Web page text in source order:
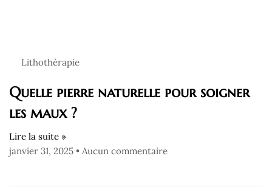
Lithothérapie
Quelle pierre naturelle pour soigner
les maux ?
Lire la suite »
janvier 31, 2025
Aucun commentaire